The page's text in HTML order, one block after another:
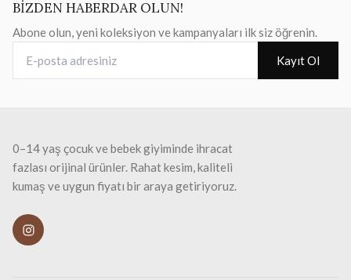
BİZDEN HABERDAR OLUN!
Abone olun, yeni koleksiyon ve kampanyaları ilk siz öğrenin.
Kayıt Ol
0–14 yaş çocuk ve bebek giyiminde ihracat
fazlası orijinal ürünler. Rahat kesim, kaliteli
kumaş ve uygun fiyatı bir araya getiriyoruz.